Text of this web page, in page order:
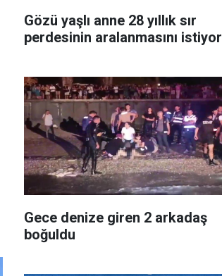
Gözü yaşlı anne 28 yıllık sır
perdesinin aralanmasını istiyor
Gece denize giren 2 arkadaş
boğuldu